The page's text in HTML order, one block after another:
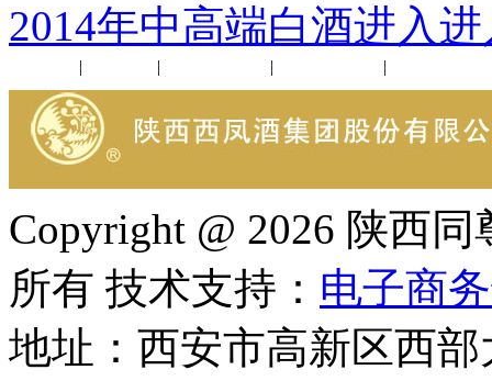
2014年中高端白酒进入
| | | |
Copyright @ 2026 陕西
所有 技术支持： 电子商
地址：西安市高新区西